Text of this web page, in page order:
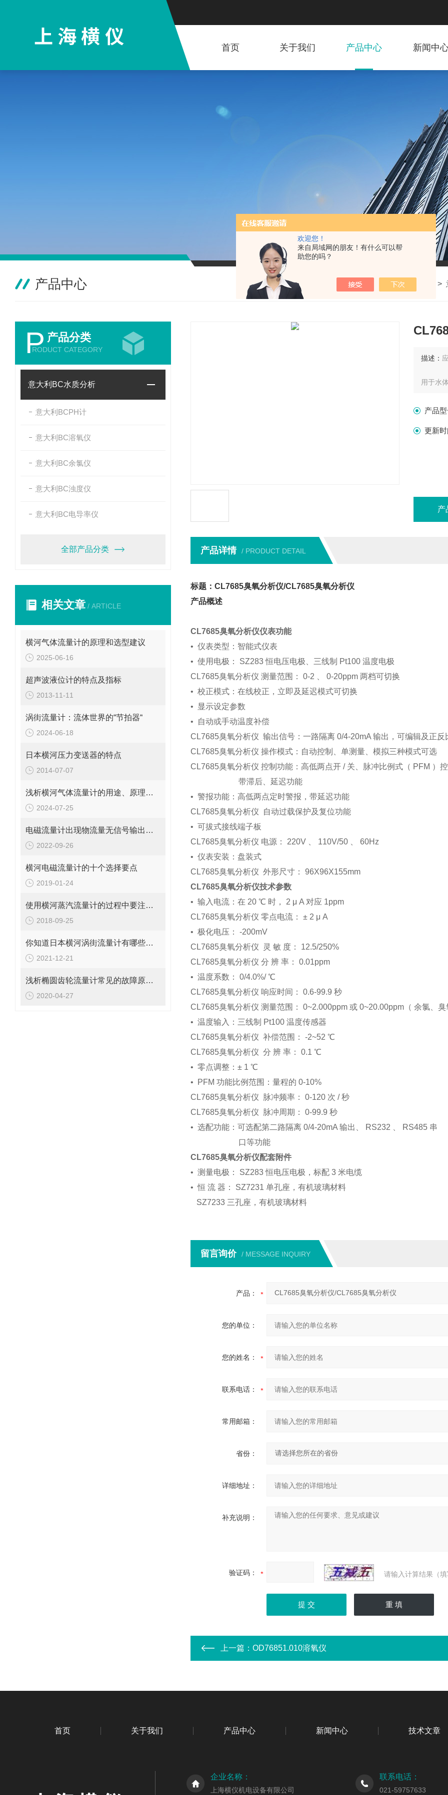
欢迎您！
来自局域网的朋友！有什么可以帮
助您的吗？
首页 关于我们 产品中心 新闻中
产品中心 我的位置：首页 产品中心 > >
P 产品分类
RODUCT CATEGORY
意大利BC水质分析
意大利BCPH计
意大利BC溶氧仪
意大利BC余氯仪
意大利BC浊度仪
意大利BC电导率仪
全部产品分类
相关文章 / ARTICLE
横河气体流量计的原理和选型建议
2025-06-16
超声波液位计的特点及指标
2013-11-11
涡街流量计：流体世界的“节拍器“
2024-06-18
日本横河压力变送器的特点
2014-07-07
浅析横河气体流量计的用途、原理和使用方法
2024-07-25
电磁流量计出现物流量无信号输出问题应这样解决
2022-09-26
横河电磁流量计的十个选择要点
2019-01-24
使用横河蒸汽流量计的过程中要注意以下四个细节
2018-09-25
你知道日本横河涡街流量计有哪些结构优势吗？
2021-12-21
浅析椭圆齿轮流量计常见的故障原因和处理对策
2020-04-27
描述：
用于水
产品型
更新时
产
产品详情 / PRODUCT DETAIL
标题：CL7685臭氧分析仪/CL7685臭氧分析仪
产品概述
CL7685臭氧分析仪仪表功能
• 仪表类型：智能式仪表
• 使用电极： SZ283 恒电压电极、三线制 Pt100 温度电极
CL7685臭氧分析仪 测量范围： 0-2 、 0-20ppm 两档可切换
• 校正模式：在线校正，立即及延迟模式可切换
•
显示设定参数
•
自动或手动温度补偿
CL7685臭氧分析仪 输出信号：一路隔离 0/4-20mA 输出，可编辑及正反
CL7685臭氧分析仪 操作模式：自动控制、单测量、模拟三种模式可选
CL7685臭氧分析仪 控制功能：高低两点开 / 关、脉冲比例式（ PFM ）控
带滞后、延迟功能
• 警报功能：高低两点定时警报，带延迟功能
CL7685臭氧分析仪
自动过载保护及复位功能
• 可拔式接线端子板
CL7685臭氧分析仪 电源： 220V 、 110V/50 、 60Hz
• 仪表安装：盘装式
CL7685臭氧分析仪 外形尺寸： 96X96X155mm
CL7685臭氧分析仪技术参数
• 输入电流：在 20 ℃ 时， 2 μ A 对应 1ppm
CL7685臭氧分析仪 零点电流： ± 2 μ A
• 极化电压： -200mV
CL7685臭氧分析仪
灵 敏 度： 12.5/250%
CL7685臭氧分析仪 分 辨 率： 0.01ppm
• 温度系数： 0/4.0%/ ℃
CL7685臭氧分析仪 响应时间： 0.6-99.9 秒
CL7685臭氧分析仪 测量范围： 0~2.000ppm 或 0~20.00ppm（ 余氯、臭
• 温度输入：三线制 Pt100 温度传感器
CL7685臭氧分析仪 补偿范围： -2~52 ℃
CL7685臭氧分析仪 分 辨 率： 0.1 ℃
• 零点调整：± 1 ℃
• PFM 功能比例范围：量程的 0-10%
CL7685臭氧分析仪
脉冲频率： 0-120 次 / 秒
CL7685臭氧分析仪
脉冲周期： 0-99.9 秒
• 选配功能：可选配第二路隔离 0/4-20mA 输出、 RS232 、 RS485 串
口等功能
CL7685臭氧分析仪配套附件
• 测量电极： SZ283 恒电压电极，标配 3 米电缆
•恒 流 器： SZ7231 单孔座，有机玻璃材料
SZ7233 三孔座，有机玻璃材料
留言询价 / MESSAGE INQUIRY
产品：
您的单位：
您的姓名：
联系电话：
常用邮箱：
省份：
详细地址：
补充说明：
验证码： 请输入计算结果（
上一篇： OD76851.010溶氧仪
首页 关于我们 产品中心 新闻中心 技术文章
企业名称：
上海横仪机电设备有限公司
联系电话：
021-59757633